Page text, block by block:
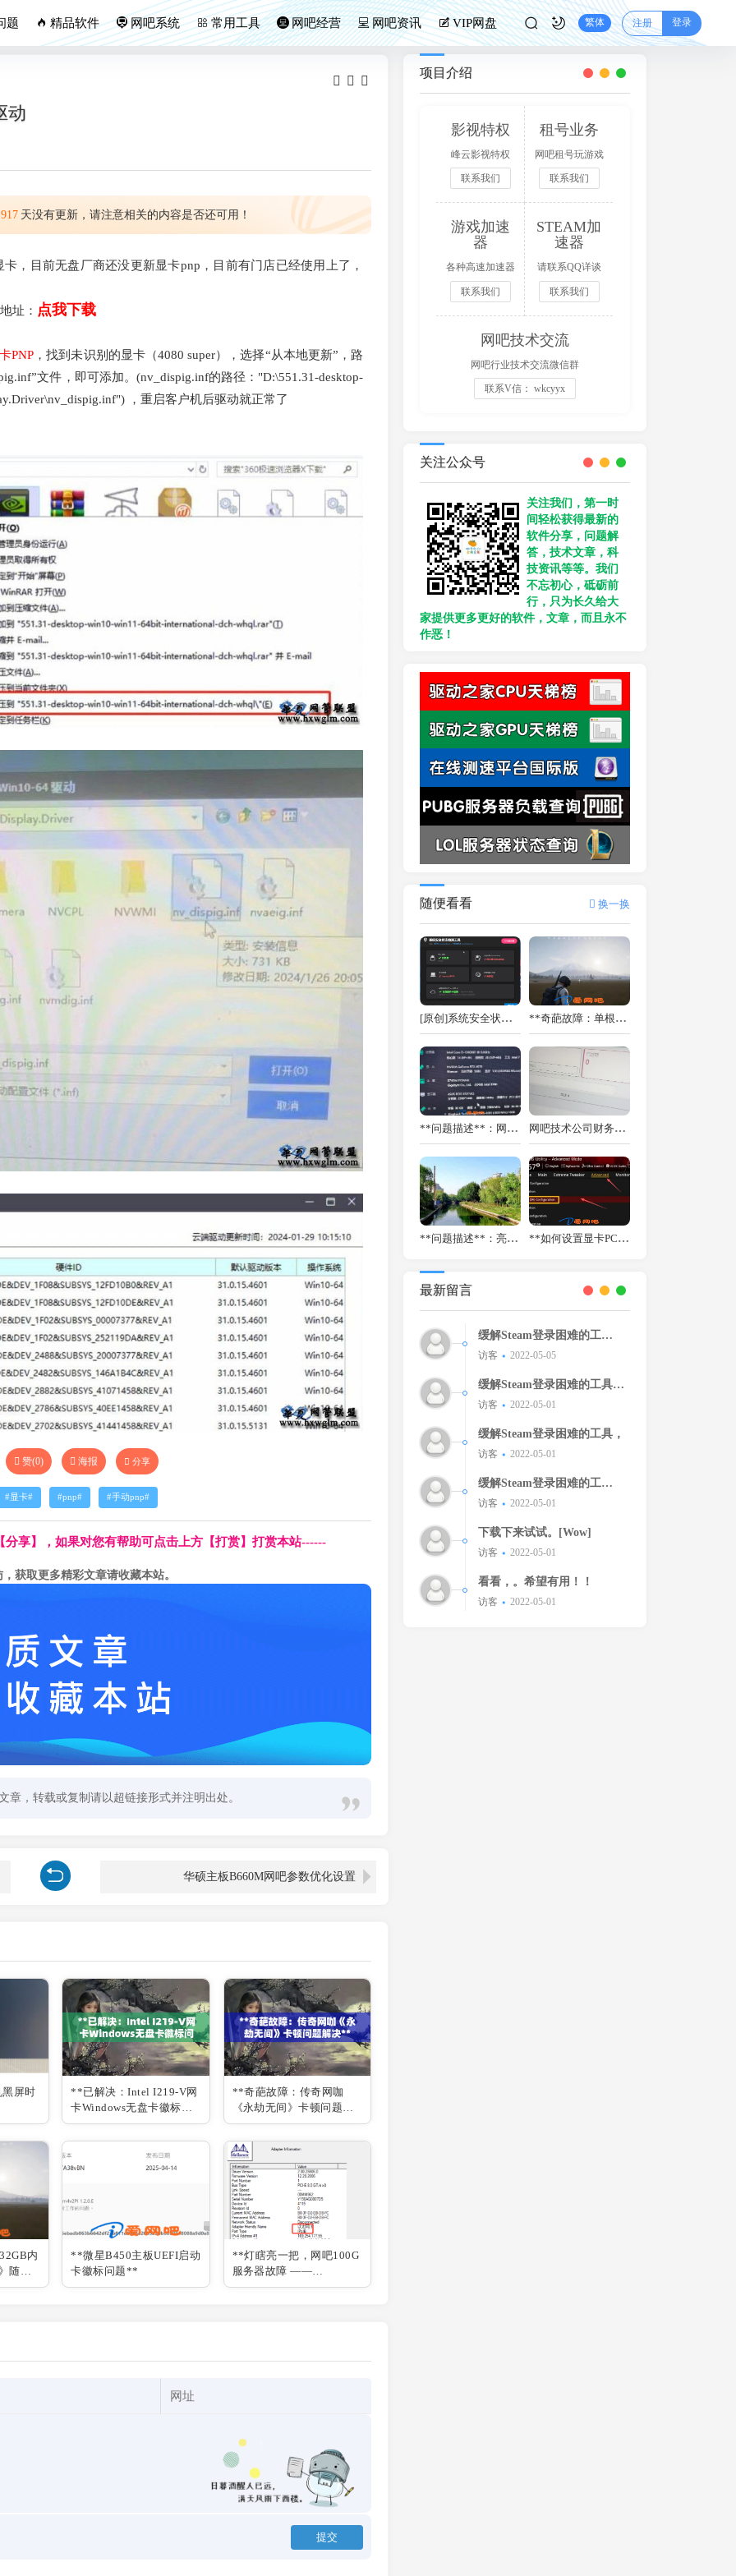
题 精品软件 网吧系统 常用工具 网吧经营 网吧资讯 VIP网盘 繁体 注册 登录
动
917 天没有更新，请注意相关的内容是否还可用！
卡，目前无盘厂商还没更新显卡pnp，目前有门店已经使用上了，
址： 点我下载
PNP ，找到未识别的显卡（4080 super），选择“从本地更新”，路
文件，即可添加。(nv_dispig.inf的路径："D:\551.31-desktop-
，重启客户机后驱动就正常了
赞(0) 海报 分享
显卡 pnp 手动pnp
享】，如果对您有帮助可点击上方【打赏】打赏本站------
获取更多精彩文章请收藏本站。
章，转载或复制请以超链接形式并注明出处。
华硕主板B660M网吧参数优化设置
屏时
**已解决：Intel I219-V网
卡Windows无盘卡徽标问
题**
**奇葩故障：传奇网咖
《永劫无间》卡顿问题解
决**
内
随机
**微星B450主板UEFI启动
卡徽标问题**
**灯瞎亮一把，网吧100G
服务器故障 ——
Mellanox/迈络思 100G网
项目介绍
影视特权
峰云影视特权
联系我们
租号业务
网吧租号玩游戏
分成
联系我们
游戏加速
器
各种高速加速器
联系我们
STEAM加
速器
请联系QQ详谈
联系我们
网吧技术交流
网吧行业技术交流微信群
联系V信： wkcyyx
关注公众号
关注我们，第一时
间轻松获得最新的
软件分享，问题解
答，技术文章，科
技资讯等等。我们
不忘初心，砥砺前
行，只为长久给大
家提供更多更好的软件，文章，而且永不
作恶！
随便看看 换一换
[原创]系统安全状态检测工具 v1.0 - 精准检测 TPM / UEFI / 安全启动 / 虚拟化 [原创首发] **奇葩故障：单根32GB内存导致《绝地求生》随机卡顿**
**问题描述**：网吧部分配置相同的客户机运行《三角洲行动》时，帧数始终无法突破80帧，严重影响游戏体验。 网吧技术公司财务系统功能更新：到期提醒、安全限制、日志记录一次升级
**问题描述**：亮亮网咖部分客户机出现随机黑屏死机现象，严重影响顾客体验。 **如何设置显卡PCIe 3.0/4.0模式？——华硕主板设置指南**
最新留言
缓解Steam登录困难的工
具！！
访客 2022-05-05
缓解Steam登录困难的工具，
缓解Steam登录困难的工
访客 2022-05-01
缓解Steam登录困难的工具，
访客 2022-05-01
缓解Steam登录困难的工
具！！
访客 2022-05-01
下载下来试试。[Wow]
访客 2022-05-01
看看，。希望有用！！
访客 2022-05-01